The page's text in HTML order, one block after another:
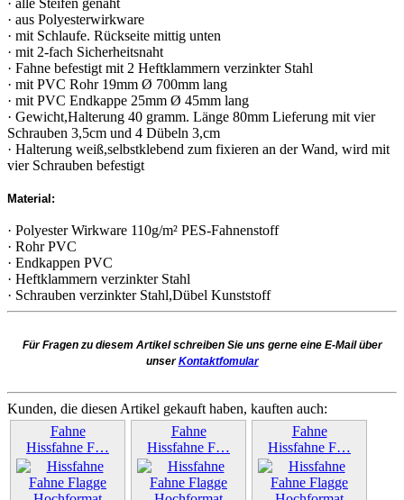
· alle Steifen genäht
· aus Polyesterwirkware
· mit Schlaufe. Rückseite mittig unten
· mit 2-fach Sicherheitsnaht
· Fahne befestigt mit 2 Heftklammern verzinkter Stahl
· mit PVC Rohr 19mm Ø 700mm lang
· mit PVC Endkappe 25mm Ø 45mm lang
· Gewicht,Halterung 40 gramm. Länge 80mm Lieferung mit vier
Schrauben 3,5cm und 4 Dübeln 3,cm
· Halterung weiß,selbstklebend zum fixieren an der Wand, wird mit
vier Schrauben befestigt
Material:
· Polyester Wirkware 110g/m² PES-Fahnenstoff
· Rohr PVC
· Endkappen PVC
· Heftklammern verzinkter Stahl
· Schrauben verzinkter Stahl,Dübel Kunststoff
Für Fragen zu diesem Artikel schreiben Sie uns gerne eine E-Mail über
unserKontaktfomular
Kunden, die diesen Artikel gekauft haben, kauften auch:
Fahne
Hissfahne F…
Fahne
Hissfahne F…
Fahne
Hissfahne F…